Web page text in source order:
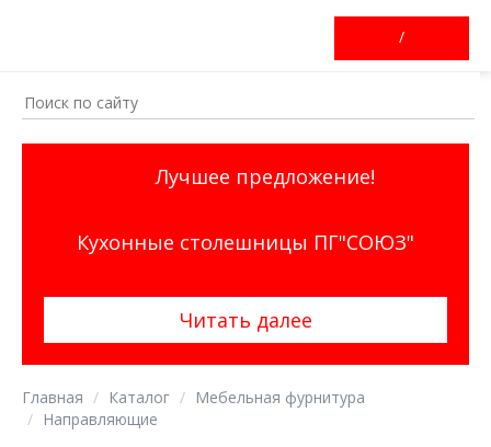
/
Лучшее предложение!
Кухонные столешницы ПГ"СОЮЗ"
Читать далее
Главная Каталог
Мебельная фурнитура
Направляющие